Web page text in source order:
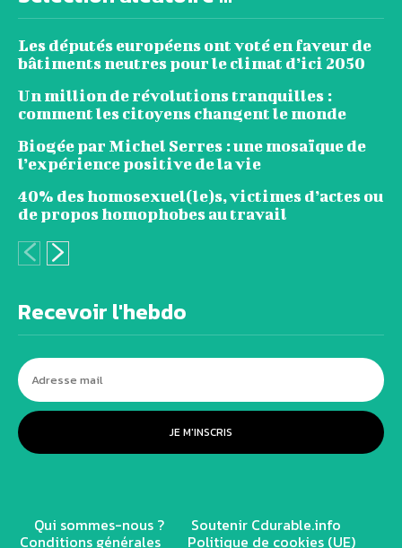
Les députés européens ont voté en faveur de
bâtiments neutres pour le climat d’ici 2050
Un million de révolutions tranquilles :
comment les citoyens changent le monde
Biogée par Michel Serres : une mosaïque de
l’expérience positive de la vie
40% des homosexuel(le)s, victimes d’actes ou
de propos homophobes au travail
Recevoir l'hebdo
JE M'INSCRIS
Qui sommes-nous ? Soutenir Cdurable.info
Conditions générales Politique de cookies (UE)